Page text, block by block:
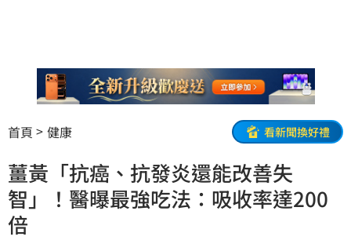
首頁 健康 看新聞換好禮
薑黃「抗癌、抗發炎還能改善失
智」！醫曝最強吃法：吸收率達200
倍